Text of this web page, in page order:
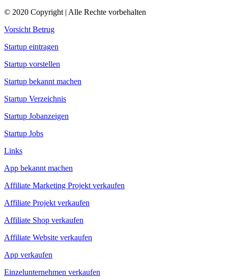
© 2020 Copyright | Alle Rechte vorbehalten
Vorsicht Betrug
Startup eintragen
Startup vorstellen
Startup bekannt machen
Startup Verzeichnis
Startup Jobanzeigen
Startup Jobs
Links
App bekannt machen
Affiliate Marketing Projekt verkaufen
Affiliate Projekt verkaufen
Affiliate Shop verkaufen
Affiliate Website verkaufen
App verkaufen
Einzelunternehmen verkaufen